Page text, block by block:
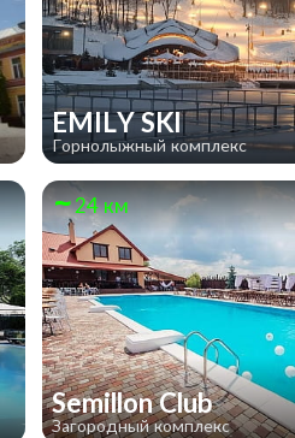
EMILY SKI
Горнолыжный комплекс
24 км
Semillon Club
Загородный комплекс